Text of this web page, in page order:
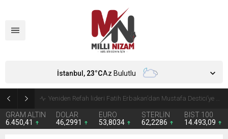
Kira giderleri ilk kez gıdayı geride bıraktı
GRAM ALTIN
6.450,41
DOLAR
46,2991
EURO
53,8034
STERLİN
62,2286
BIST 100
14.493,09
İstanbul, 23°CAz Bulutlu